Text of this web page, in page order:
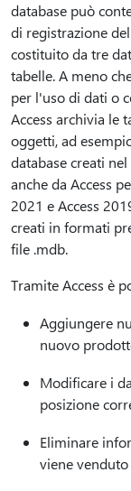
database può
di registrazione
costituito da tre
tabelle. A meno
per l'uso di dati o
Access archivia le
oggetti, ad
database creati
anche da Access
2021 e Access
creati in formati
file .mdb.
Tramite Access è
Aggiungere
nuovo
Modificare i
posizione
Eliminare
viene